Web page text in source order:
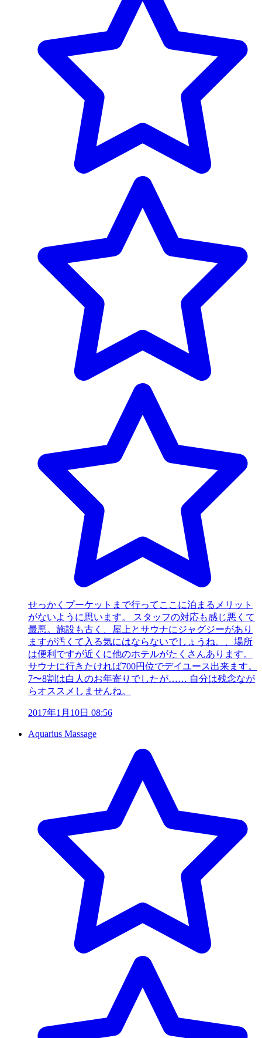
せっかくプーケットまで行ってここに泊まるメリット
がないように思います。 スタッフの対応も感じ悪くて
最悪。施設も古く、屋上とサウナにジャグジーがあり
ますが汚くて入る気にはならないでしょうね。、場所
は便利ですが近くに他のホテルがたくさんあります。
サウナに行きたければ700円位でデイユース出来ます。
7〜8割は白人のお年寄りでしたが…… 自分は残念なが
らオススメしませんね。
2017年1月10日 08:56
Aquarius Massage